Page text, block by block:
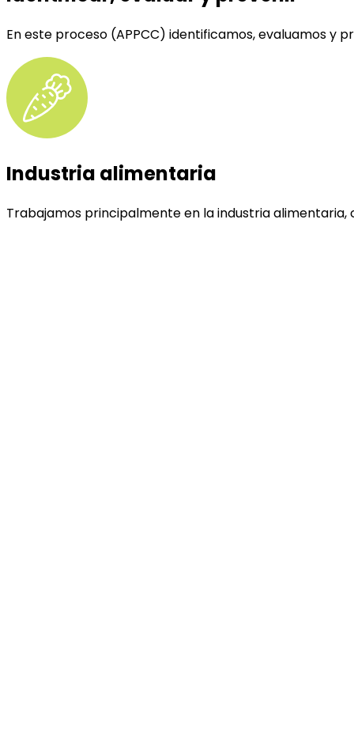
En este proceso (APPCC) identificamos, evaluamos y
Industria alimentaria
Trabajamos principalmente en la industria